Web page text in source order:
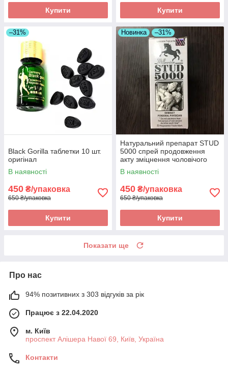
Купити Купити
–31%
Black Gorilla таблетки 10 шт.
оригінал
В наявності
450 ₴/упаковка
650 ₴/упаковка
Купити
Новинка –31%
Натуральний препарат STUD
5000 спрей продовження
акту зміцнення чоловічого
здоров'я 2 оригінал
В наявності
450 ₴/упаковка
650 ₴/упаковка
Купити
Показати ще
Про нас
94% позитивних з 303 відгуків за рік
Працює з 22.04.2020
м. Київ
проспект Алішера Навої 69, Київ, Україна
Контакти